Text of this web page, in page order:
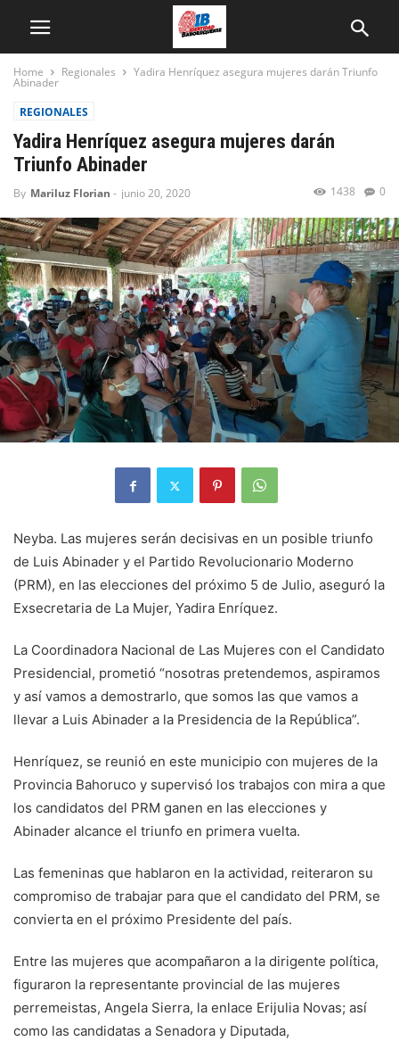
Home Regionales Yadira Henríquez asegura mujeres darán Triunfo
Abinader
REGIONALES
Yadira Henríquez asegura mujeres darán
Triunfo Abinader
By Mariluz Florian - junio 20, 2020 0
1438
Neyba. Las mujeres serán decisivas en un posible triunfo
de Luis Abinader y el Partido Revolucionario Moderno
(PRM), en las elecciones del próximo 5 de Julio, aseguró la
Exsecretaria de La Mujer, Yadira Enríquez.
La Coordinadora Nacional de Las Mujeres con el Candidato
Presidencial, prometió “nosotras pretendemos, aspiramos
y así vamos a demostrarlo, que somos las que vamos a
llevar a Luis Abinader a la Presidencia de la República”.
Henríquez, se reunió en este municipio con mujeres de la
Provincia Bahoruco y supervisó los trabajos con mira a que
los candidatos del PRM ganen en las elecciones y
Abinader alcance el triunfo en primera vuelta.
Las femeninas que hablaron en la actividad, reiteraron su
compromiso de trabajar para que el candidato del PRM, se
convierta en el próximo Presidente del país.
Entre las mujeres que acompañaron a la dirigente política,
figuraron la representante provincial de las mujeres
perremeistas, Angela Sierra, la enlace Erijulia Novas; así
como las candidatas a Senadora y Diputada,